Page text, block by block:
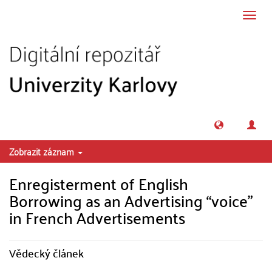
Zobrazit záznam
Enregisterment of English
Borrowing as an Advertising “voice”
in French Advertisements
Vědecký článek